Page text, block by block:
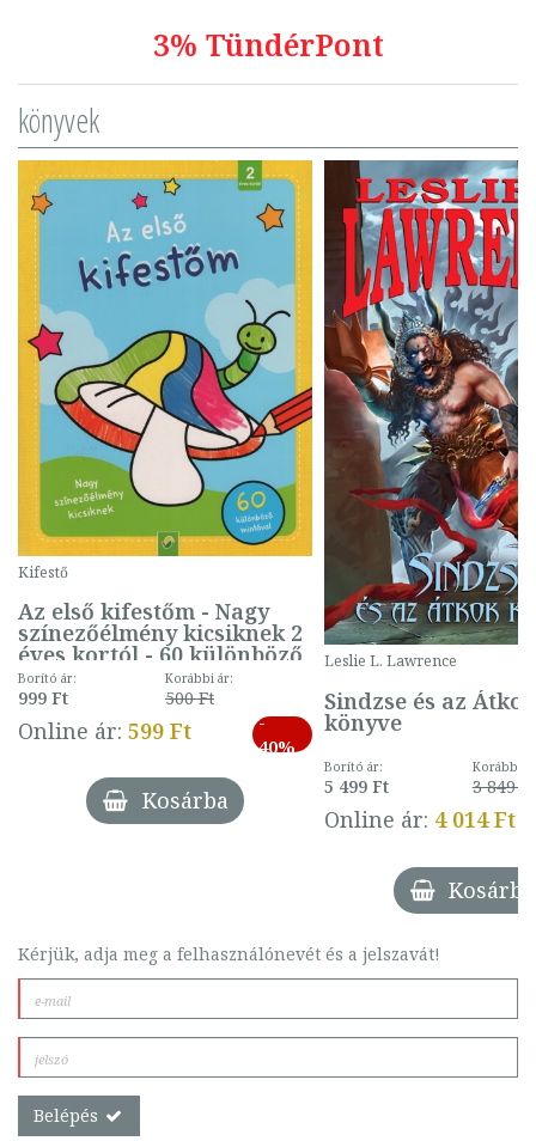
3% TündérPont
könyvek
Kifestő
Az első kifestőm - Nagy
színezőélmény kicsiknek 2
éves kortól - 60 különböző
mintával (gombás)
Borító ár:
999 Ft
Korábbi ár:
500 Ft
Online ár: 599 Ft
-
40%
Kosárba
Leslie L. Lawrence
Sindzse és az Átkok
könyve
Borító ár:
5 499 Ft
Korábbi
3 849 Ft
Online ár: 4 014 Ft
Kosárba
Kérjük, adja meg a felhasználónevét és a jelszavát!
Belépés